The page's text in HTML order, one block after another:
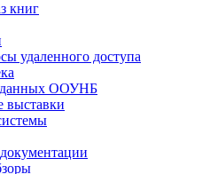
книг
удаленного доступа
данных ООУНБ
выставки